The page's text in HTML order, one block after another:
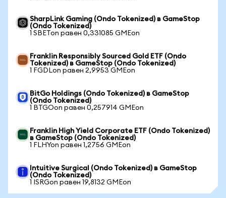
SharpLink Gaming (Ondo Tokenized) в GameStop
(Ondo Tokenized)
1 SBETon равен 0,331085 GMEon
Franklin Responsibly Sourced Gold ETF (Ondo
Tokenized) в GameStop (Ondo Tokenized)
1 FGDLon равен 2,9953 GMEon
BitGo Holdings (Ondo Tokenized) в GameStop
(Ondo Tokenized)
1 BTGOon равен 0,257914 GMEon
Franklin High Yield Corporate ETF (Ondo Tokenized)
в GameStop (Ondo Tokenized)
1 FLHYon равен 1,2756 GMEon
Intuitive Surgical (Ondo Tokenized) в GameStop
(Ondo Tokenized)
1 ISRGon равен 19,8132 GMEon